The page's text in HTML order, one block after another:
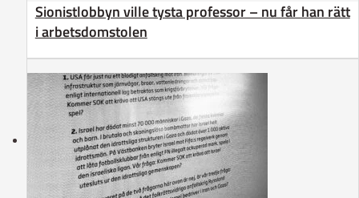
Sionistlobbyn ville tysta professor – nu får han rätt
i arbetsdomstolen